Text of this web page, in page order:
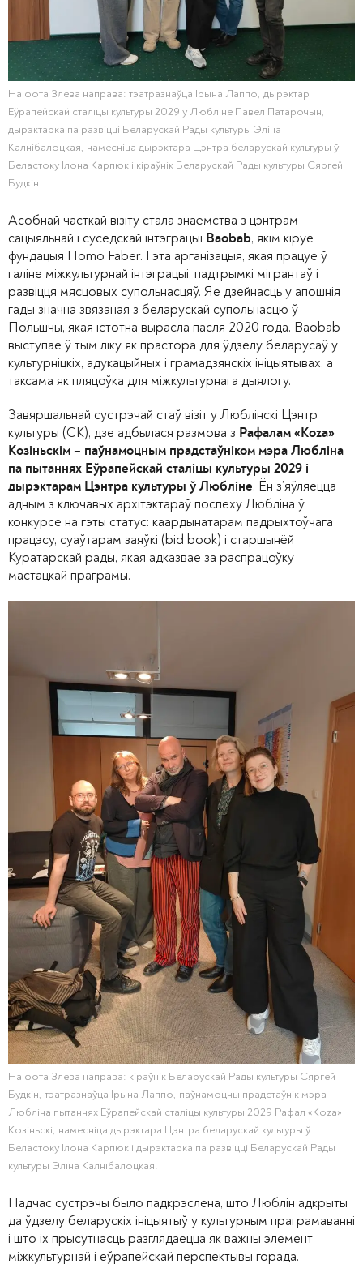
На фота Злева направа: тэатразнаўца Ірына Лаппо, дырэктар
Еўрапейскай сталіцы культуры 2029 у Любліне Павел Патарочын,
дырэктарка па развіцці Беларускай Рады культуры Эліна
Калнібалоцкая, намесніца дырэктара Цэнтра беларускай культуры ў
Беластоку Ілона Карпюк і кіраўнік Беларускай Рады культуры Сяргей
Будкін.
Асобнай часткай візіту стала знаёмства з цэнтрам
сацыяльнай і суседскай інтэграцыі Baobab, якім кіруе
фундацыя Homo Faber. Гэта арганізацыя, якая працуе ў
галіне міжкультурнай інтэграцыі, падтрымкі мігрантаў і
развіцця мясцовых супольнасцяў. Яе дзейнасць у апошнія
гады значна звязаная з беларускай супольнасцю ў
Польшчы, якая істотна вырасла пасля 2020 года. Baobab
выступае ў тым ліку як прастора для ўдзелу беларусаў у
культурніцкіх, адукацыйных і грамадзянскіх ініцыятывах, а
таксама як пляцоўка для міжкультурнага дыялогу.
Завяршальнай сустрэчай стаў візіт у Люблінскі Цэнтр
культуры (CK), дзе адбылася размова з Рафалам «Koza»
Козіньскім – паўнамоцным прадстаўніком мэра Любліна
па пытаннях Еўрапейскай сталіцы культуры 2029 і
дырэктарам Цэнтра культуры ў Любліне. Ён з’яўляецца
адным з ключавых архітэктараў поспеху Любліна ў
конкурсе на гэты статус: каардынатарам падрыхтоўчага
працэсу, суаўтарам заяўкі (bid book) і старшынёй
Куратарскай рады, якая адказвае за распрацоўку
мастацкай праграмы.
На фота Злева направа: кіраўнік Беларускай Рады культуры Сяргей
Будкін, тэатразнаўца Ірына Лаппо, паўнамоцны прадстаўнік мэра
Любліна пытаннях Еўрапейскай сталіцы культуры 2029 Рафал «Koza»
Козіньскі, намесніца дырэктара Цэнтра беларускай культуры ў
Беластоку Ілона Карпюк і дырэктарка па развіцці Беларускай Рады
культуры Эліна Калнібалоцкая.
Падчас сустрэчы было падкрэслена, што Люблін адкрыты
да ўдзелу беларускіх ініцыятыў у культурным праграмаванні
і што іх прысутнасць разглядаецца як важны элемент
міжкультурнай і еўрапейскай перспектывы горада.